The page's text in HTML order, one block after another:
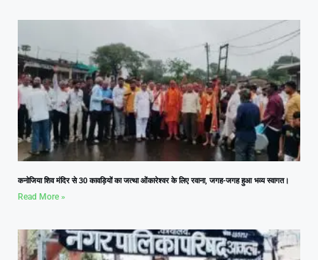
कनोजिया शिव मंदिर से 30 कावड़ियों का जत्था ओंकारेश्वर के लिए रवाना, जगह-जगह हुआ भव्य स्वागत।
Read More »